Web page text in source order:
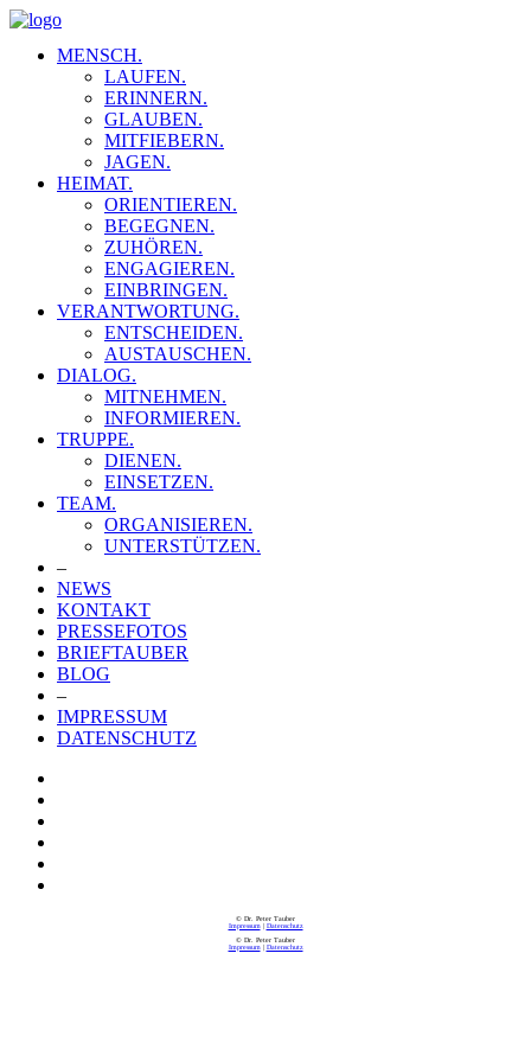
MENSCH.
LAUFEN.
ERINNERN.
GLAUBEN.
MITFIEBERN.
JAGEN.
HEIMAT.
ORIENTIEREN.
BEGEGNEN.
ZUHÖREN.
ENGAGIEREN.
EINBRINGEN.
VERANTWORTUNG.
ENTSCHEIDEN.
AUSTAUSCHEN.
DIALOG.
MITNEHMEN.
INFORMIEREN.
TRUPPE.
DIENEN.
EINSETZEN.
TEAM.
ORGANISIEREN.
UNTERSTÜTZEN.
–
NEWS
KONTAKT
PRESSEFOTOS
BRIEFTAUBER
BLOG
–
IMPRESSUM
DATENSCHUTZ
© Dr. Peter Tauber
Impressum| Datenschutz
© Dr. Peter Tauber
Impressum| Datenschutz